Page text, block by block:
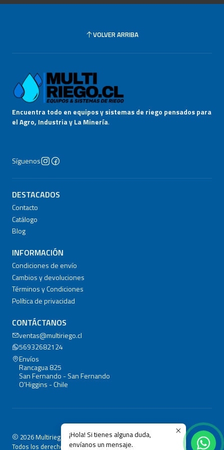
VOLVER ARRIBA
Encuentra todo en equipos y sistemas de riego pensados para
el Agro, Industria y La Minería.
Síguenos
DESTACADOS
Contacto
Catálogo
Blog
INFORMACIÓN
Condiciones de envío
Cambios y devoluciones
Términos y Condiciones
Política de privacidad
CONTÁCTANOS
ventas@multiriego.cl
56932682124
Envíos
Rancagua 825
San Fernando - San Fernando
O'Higgins - Chile
2026 Multiriego.cl.
Todos los derechos reservados.
¡Hola! Si tienes alguna duda,
envíanos un mensaje.